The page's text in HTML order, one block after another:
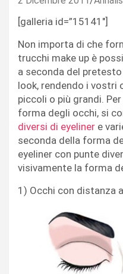
[galleria id=”15141″]
Non importa di che
trucchi make up è
a seconda del
look, rendendo i vostri
piccoli o più grandi.
forma degli occhi, si
diversi di eyeliner e
seconda della forma
eyeliner con punte
visivamente la forma
1) Occhi con distanza